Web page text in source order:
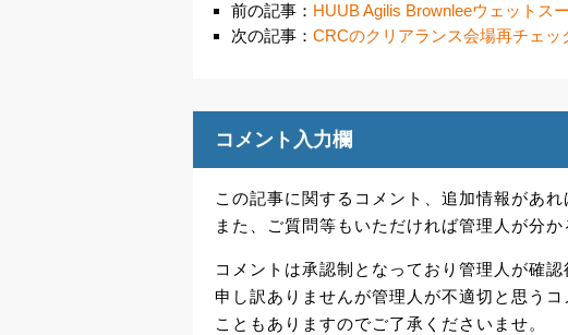
前の記事： HUUB Agilis Brownleeウェットス
次の記事： CRCのクリアランス会場再チェッ
コメント入力欄
この記事に関するコメント、追加情報があれ
また、ご質問等もいただければ管理人が分か
コメントは承認制となっており管理人が確認
申し訳ありませんが管理人が不適切と思う
こともありますのでご了承くださいませ。